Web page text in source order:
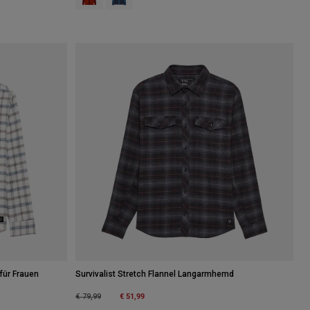
Frauen Survivalist Stretch Flannel Langarmhemd
Price reduced from
€ 79,99to € 51,99